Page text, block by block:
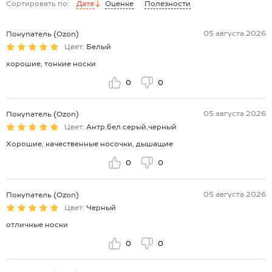
Сортировать по: Дате Оценке Полезности
Покупатель (Ozon)
05 августа 2026
Цвет: Белый
хорошие, тонкие носки
0 0
Покупатель (Ozon)
05 августа 2026
Цвет: Антр.бел.серый.черный
Хорошие, качественные носочки, дышащие
0 0
Покупатель (Ozon)
05 августа 2026
Цвет: Черный
отличные носки
0 0